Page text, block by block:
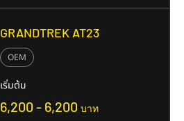
GRANDTREK AT23
OEM
เริ่มต้น
6,200 - 6,200บาท